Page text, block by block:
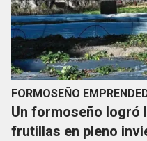
FORMOSEÑO
Un formoseño logró
frutillas en pleno